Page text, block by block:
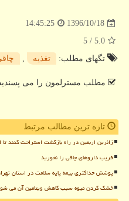
1396/10/18
14:45:25
5.0
/ 5
تگهای مطلب:
تغذیه ,
مطلب مسترلمون را می
تازه ترین مطالب مرتبط
زائرین اربعین در راه بازگشت استراحت کنند
فریب داروهای چاقی را نخورید
پوشش حداکثری بیمه پایه سلامت در استان
خشک کردن میوه سبب کاهش ویتامین آن می شود